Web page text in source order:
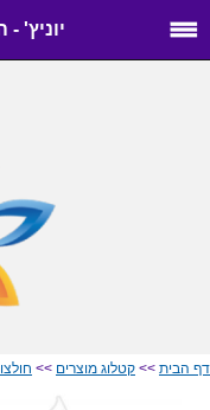
יוניץ'
דף הבית >> קטלוג מוצרים >>